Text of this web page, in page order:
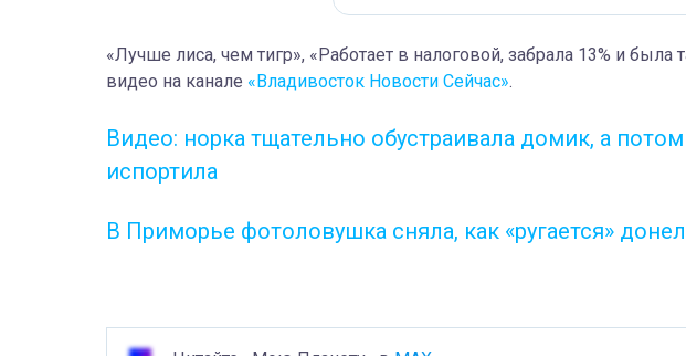
«Лучше лиса, чем тигр», «Работает в налоговой, забрала 13% и
видео на канале «Владивосток Новости Сейчас».
Видео: норка тщательно обустраивала домик, а
испортила
В Приморье фотоловушка сняла, как «ругается»